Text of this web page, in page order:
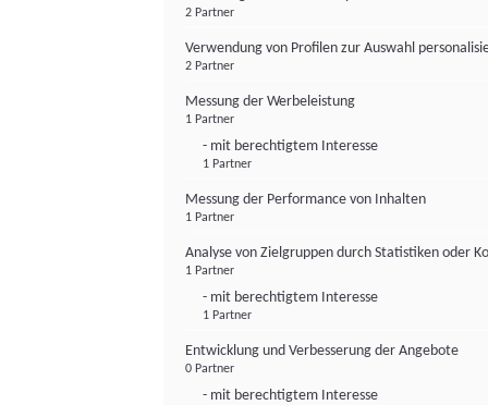
2 Partner
Verwendung von Profilen zur Auswahl
2 Partner
Messung der Werbeleistung
1 Partner
- mit berechtigtem Interesse
1 Partner
Messung der Performance von Inhalten
1 Partner
Analyse von Zielgruppen durch Statistiken oder
1 Partner
- mit berechtigtem Interesse
1 Partner
Entwicklung und Verbesserung der Angebote
0 Partner
- mit berechtigtem Interesse